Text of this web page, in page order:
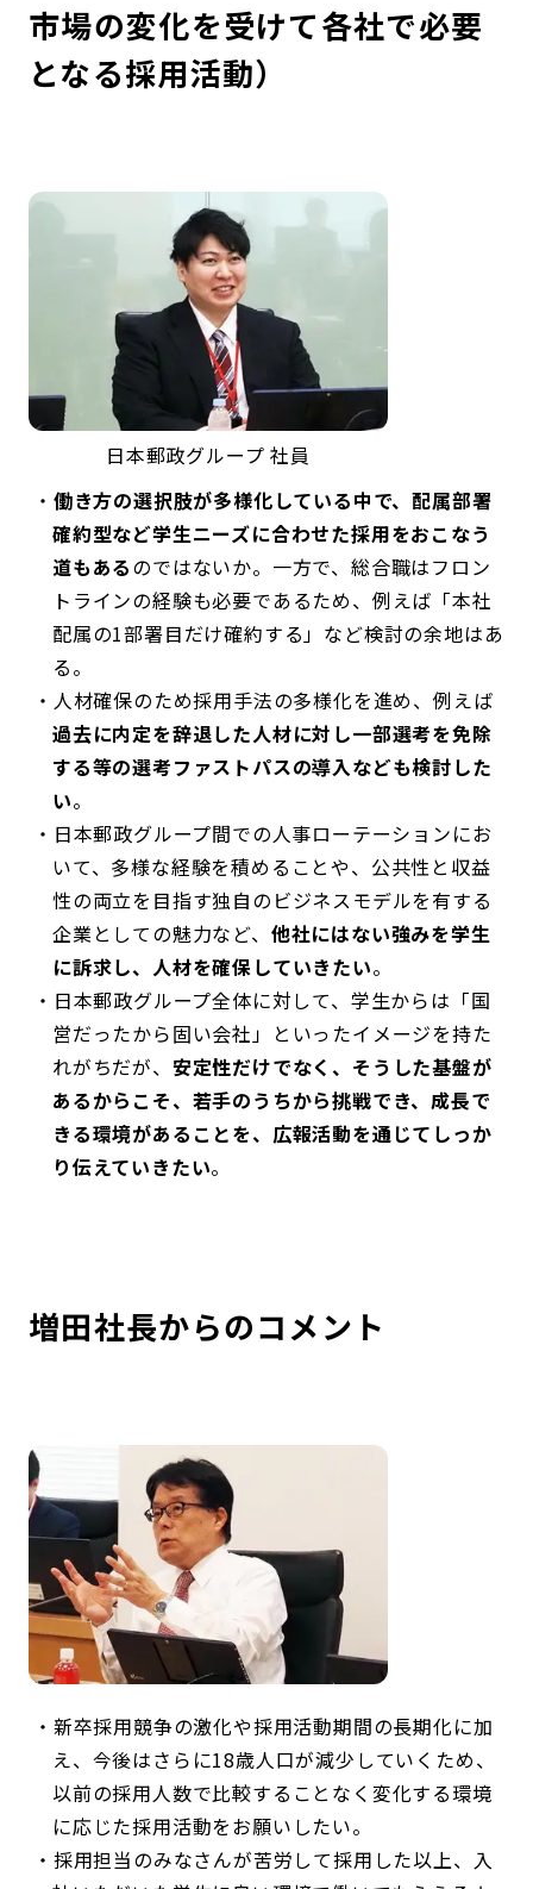
市場の変化を受けて各社で必要
となる採用活動）
日本郵政グループ 社員
働き方の選択肢が多様化している中で、配属部署
確約型など学生ニーズに合わせた採用をおこなう
道もあるのではないか。一方で、総合職はフロン
トラインの経験も必要であるため、例えば「本社
配属の1部署目だけ確約する」など検討の余地はあ
る。
人材確保のため採用手法の多様化を進め、例えば
過去に内定を辞退した人材に対し一部選考を免除
する等の選考ファストパスの導入なども検討した
い。
日本郵政グループ間での人事ローテーションにお
いて、多様な経験を積めることや、公共性と収益
性の両立を目指す独自のビジネスモデルを有する
企業としての魅力など、 他社にはない強みを学生
に訴求し、人材を確保していきたい。
日本郵政グループ全体に対して、学生からは「国
営だったから固い会社」といったイメージを持た
れがちだが、 安定性だけでなく、そうした基盤が
あるからこそ、若手のうちから挑戦でき、成長で
きる環境があることを、広報活動を通じてしっか
り伝えていきたい。
増田社長からのコメント
新卒採用競争の激化や採用活動期間の長期化に加
え、今後はさらに18歳人口が減少していくため、
以前の採用人数で比較することなく変化する環境
に応じた採用活動をお願いしたい。
採用担当のみなさんが苦労して採用した以上、入